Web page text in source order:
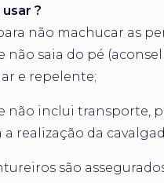
?
não machucar as
não saia do pé
e repelente;
não inclui transporte,
a realização da
são